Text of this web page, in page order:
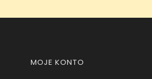
MOJE KONTO